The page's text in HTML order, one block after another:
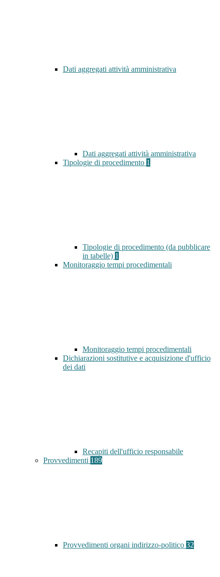
Dati aggregati attività amministrativa
Dati aggregati attività amministrativa
Tipologie di procedimento 1
Tipologie di procedimento (da pubblicare
in tabelle) 1
Monitoraggio tempi procedimentali
Monitoraggio tempi procedimentali
Dichiarazioni sostitutive e acquisizione d'ufficio
dei dati
Recapiti dell'ufficio responsabile
Provvedimenti 189
Provvedimenti organi indirizzo-politico 32